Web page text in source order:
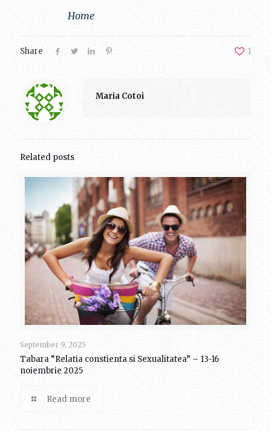
Home
Share 1
Maria Cotoi
Related posts
September 9, 2025
Tabara “Relatia constienta si Sexualitatea” – 13-16
noiembrie 2025
Read more